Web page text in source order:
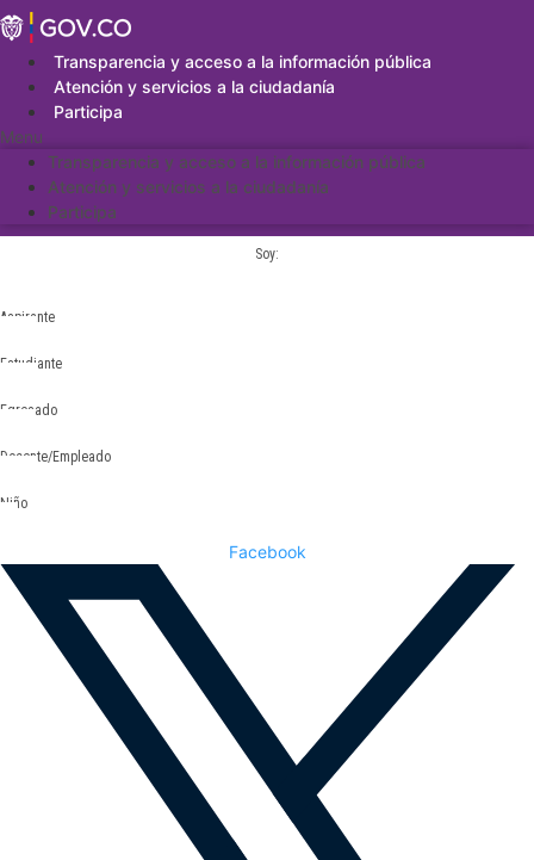
Saltar
al
contenidoTransparencia y acceso a la información pública
Atención y servicios a la ciudadanía
Participa
Menu
Transparencia y acceso a la información pública
Atención y servicios a la ciudadanía
Participa
Soy:
Aspirante
Estudiante
Egresado
Docente/Empleado
Niño
Facebook